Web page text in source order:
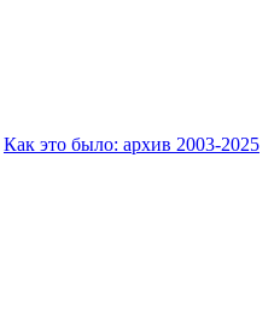
Как это было: архив 2003-2025